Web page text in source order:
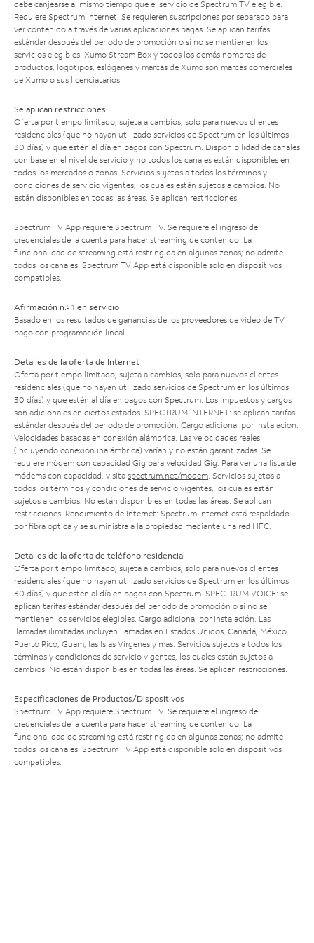
debe canjearse al mismo tiempo que el servicio de Spectrum TV elegible.
Requiere Spectrum Internet. Se requieren suscripciones por separado para
ver contenido a través de varias aplicaciones pagas. Se aplican tarifas
estándar después del período de promoción o si no se mantienen los
servicios elegibles. Xumo Stream Box y todos los demás nombres de
productos, logotipos, eslóganes y marcas de Xumo son marcas comerciales
de Xumo o sus licenciatarios.
Se aplican restricciones
Oferta por tiempo limitado; sujeta a cambios; solo para nuevos clientes
residenciales (que no hayan utilizado servicios de Spectrum en los últimos
30 días) y que estén al día en pagos con Spectrum. Disponibilidad de canales
con base en el nivel de servicio y no todos los canales están disponibles en
todos los mercados o zonas. Servicios sujetos a todos los términos y
condiciones de servicio vigentes, los cuales están sujetos a cambios. No
están disponibles en todas las áreas. Se aplican restricciones.
Spectrum TV App requiere Spectrum TV. Se requiere el ingreso de
credenciales de la cuenta para hacer streaming de contenido. La
funcionalidad de streaming está restringida en algunas zonas; no admite
todos los canales. Spectrum TV App está disponible solo en dispositivos
compatibles.
Afirmación n.º 1 en servicio
Basado en los resultados de ganancias de los proveedores de video de TV
pago con programación lineal.
Detalles de la oferta de Internet
Oferta por tiempo limitado; sujeta a cambios; solo para nuevos clientes
residenciales (que no hayan utilizado servicios de Spectrum en los últimos
30 días) y que estén al día en pagos con Spectrum. Los impuestos y cargos
son adicionales en ciertos estados. SPECTRUM INTERNET: se aplican tarifas
estándar después del período de promoción. Cargo adicional por instalación.
Velocidades basadas en conexión alámbrica. Las velocidades reales
(incluyendo conexión inalámbrica) varían y no están garantizadas. Se
requiere módem con capacidad Gig para velocidad Gig. Para ver una lista de
módems con capacidad, visita spectrum.net/modem. Servicios sujetos a
todos los términos y condiciones de servicio vigentes, los cuales están
sujetos a cambios. No están disponibles en todas las áreas. Se aplican
restricciones. Rendimiento de Internet: Spectrum Internet está respaldado
por fibra óptica y se suministra a la propiedad mediante una red HFC.
Detalles de la oferta de teléfono residencial
Oferta por tiempo limitado; sujeta a cambios; solo para nuevos clientes
residenciales (que no hayan utilizado servicios de Spectrum en los últimos
30 días) y que estén al día en pagos con Spectrum. SPECTRUM VOICE: se
aplican tarifas estándar después del período de promoción o si no se
mantienen los servicios elegibles. Cargo adicional por instalación. Las
llamadas ilimitadas incluyen llamadas en Estados Unidos, Canadá, México,
Puerto Rico, Guam, las Islas Vírgenes y más. Servicios sujetos a todos los
términos y condiciones de servicio vigentes, los cuales están sujetos a
cambios. No están disponibles en todas las áreas. Se aplican restricciones.
Especificaciones de Productos/Dispositivos
Spectrum TV App requiere Spectrum TV. Se requiere el ingreso de
credenciales de la cuenta para hacer streaming de contenido. La
funcionalidad de streaming está restringida en algunas zonas; no admite
todos los canales. Spectrum TV App está disponible solo en dispositivos
compatibles.